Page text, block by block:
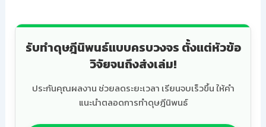
รับทำดุษฎีนิพนธ์แบบครบวงจร ตั้งแต่หัวข้อ
วิจัยจนถึงส่งเล่ม!
ประกันคุณผลงาน ช่วยลดระยะเวลา เรียนจบเร็วขึ้น ให้คำ
แนะนำตลอดการทำดุษฎีนิพนธ์